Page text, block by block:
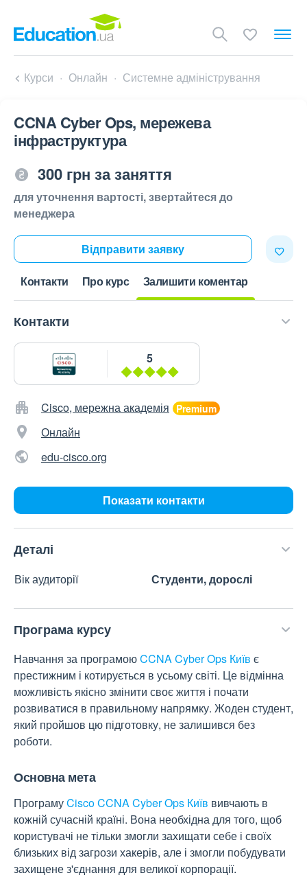
Курси Онлайн Системне адміністрування
CCNA Cyber ​​Ops, мережева
інфраструктура
300 грн за заняття
для уточнення вартості, звертайтеся до
менеджера
Відправити заявку
Контакти Про курс Залишити коментар
Контакти
5
Cisco, мережна академія
Онлайн
edu-cisco.org
Показати контакти
Деталі
Вік аудиторії Студенти, дорослі
Програма курсу
Навчання за програмоюCCNA Cyber ​​Ops Київ є
престижним і котирується в усьому світі. Це відмінна
можливість якісно змінити своє життя і почати
розвиватися в правильному напрямку. Жоден студент,
який пройшов цю підготовку, не залишився без
роботи.
Основна мета
ПрограмуCisco CCNA Cyber ​​Ops Київ вивчають в
кожній сучасній країні. Вона необхідна для того, щоб
користувачі не тільки змогли захищати себе і своїх
близьких від загрози хакерів, але і змогли побудувати
захищене з'єднання для великої корпорації.